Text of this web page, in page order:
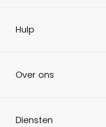
Hulp
Over ons
Diensten